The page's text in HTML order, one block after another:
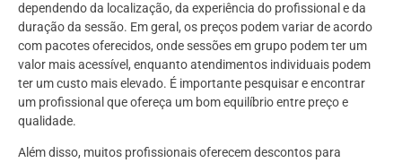
dependendo da localização, da experiência do profissional e da
duração da sessão. Em geral, os preços podem variar de acordo
com pacotes oferecidos, onde sessões em grupo podem ter um
valor mais acessível, enquanto atendimentos individuais podem
ter um custo mais elevado. É importante pesquisar e encontrar
um profissional que ofereça um bom equilíbrio entre preço e
qualidade.
Além disso, muitos profissionais oferecem descontos para